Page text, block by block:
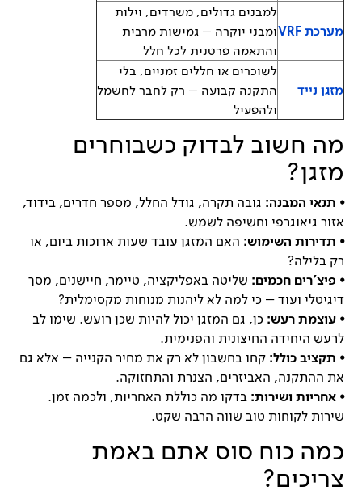
מערכת VRF
למבנים גדולים, משרדים, וילות
ומבני יוקרה – גמישות מרבית
והתאמה פרטנית לכל חלל
מזגן נייד
לשוכרים או חללים זמניים, בלי
התקנה קבועה – רק לחבר לחשמל
ולהפעיל
מה חשוב לבדוק כשבוחרים
מזגן?
⦁ תנאי המבנה: גובה תקרה, גודל החלל, מספר חדרים, בידוד,
אזור גיאוגרפי וחשיפה לשמש.
⦁ תדירות השימוש: האם המזגן עובד שעות ארוכות ביום, או
רק בלילה?
⦁ פיצ'רים חכמים: שליטה באפליקציה, טיימר, חיישנים, מסך
דיגיטלי ועוד – כי למה לא ליהנות מנוחות מקסימלית?
⦁ עוצמת רעש: כן, גם המזגן יכול להיות שכן רועש. שימו לב
לרעש היחידה החיצונית והפנימית.
⦁ תקציב כולל: קחו בחשבון לא רק את מחיר הקנייה – אלא גם
את ההתקנה, האביזרים, הצנרת והתחזוקה.
⦁ אחריות ושירות: בדקו מה כוללת האחריות, ולכמה זמן.
שירות לקוחות טוב שווה הרבה שקט.
כמה כוח סוס אתם באמת
צריכים?